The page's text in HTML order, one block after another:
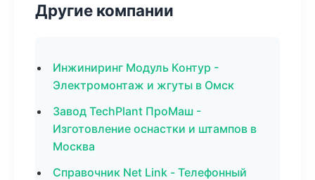
Другие компании
Инжиниринг Модуль Контур -
Электромонтаж и жгуты в Омск
Завод TechPlant ПроМаш -
Изготовление оснастки и штампов в
Москва
Справочник Net Link - Телефонный